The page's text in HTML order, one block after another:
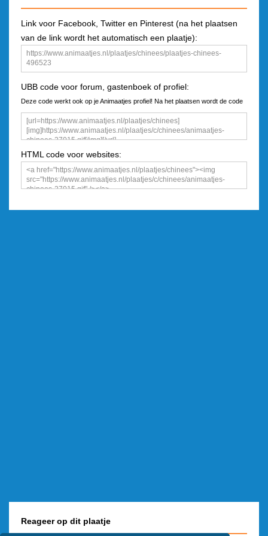
Link voor Facebook, Twitter en Pinterest (na het plaatsen
van de link wordt het automatisch een plaatje):
UBB code voor forum, gastenboek of profiel:
Deze code werkt ook op je Animaatjes profiel! Na het plaatsen wordt de code
een plaatje
HTML code voor websites:
Reageer op dit plaatje